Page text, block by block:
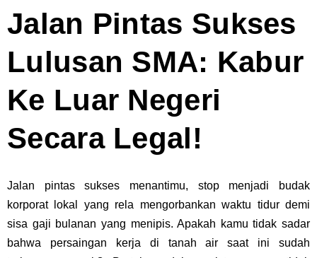
Jalan Pintas Sukses
Lulusan SMA: Kabur
Ke Luar Negeri
Secara Legal!
Jalan pintas sukses menantimu, stop menjadi budak
korporat lokal yang rela mengorbankan waktu tidur demi
sisa gaji bulanan yang menipis. Apakah kamu tidak sadar
bahwa persaingan kerja di tanah air saat ini sudah